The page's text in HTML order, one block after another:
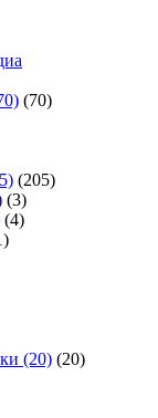
(70)
(205)
(3)
(4)
(20) (20)